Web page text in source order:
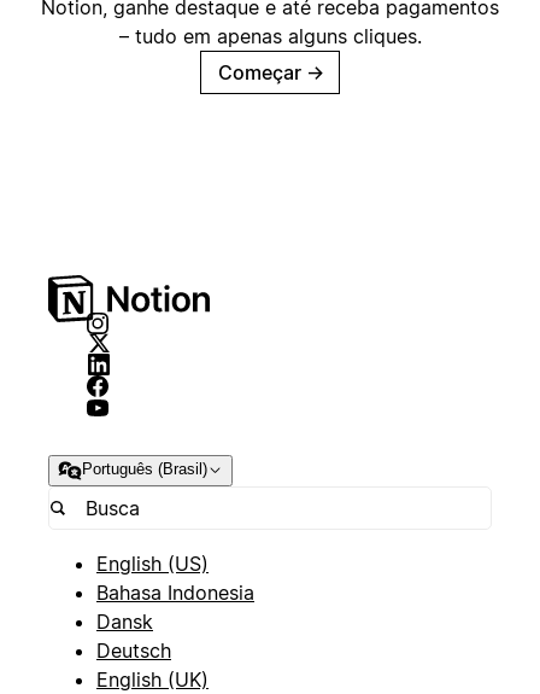
Notion, ganhe destaque e até receba pagamentos
– tudo em apenas alguns cliques.
Começar →
Português (Brasil)
English (US)
Bahasa Indonesia
Dansk
Deutsch
English (UK)